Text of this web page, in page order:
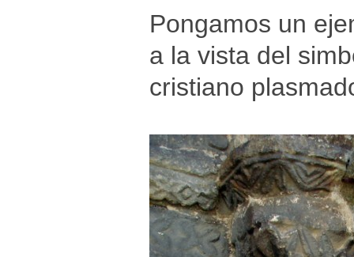
Pongamos un
a la vista del
cristiano